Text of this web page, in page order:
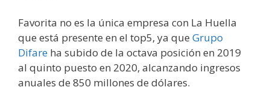
Favorita no es la única empresa con La Huella
que está presente en el top5, ya que Grupo
Difare ha subido de la octava posición en 2019
al quinto puesto en 2020, alcanzando ingresos
anuales de 850 millones de dólares.